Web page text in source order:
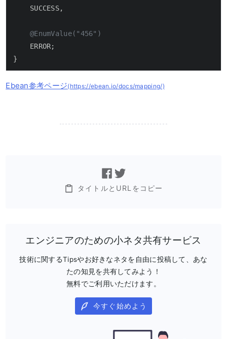
    SUCCESS,
@EnumValue("456")
    ERROR;
}
Ebean参考ページ(https://ebean.io/docs/mapping/)
タイトルとURLをコピー
エンジニアのための小ネタ共有サービス
技術に関するTipsやお好きなネタを自由に投稿して、あな
たの知見を共有してみよう！
無料でご利用いただけます。
今すぐ始めよう